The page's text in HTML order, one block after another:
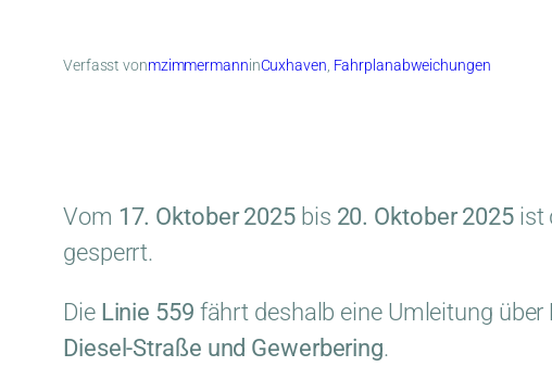
Verfasst vonmzimmermanninCuxhaven, Fahrplanabweichungen
Vom 17. Oktober 2025 bis 20. Oktober 2025ist
gesperrt.
Die Linie 559 fährt deshalb eine Umleitung über
Diesel-Straße und Gewerbering.